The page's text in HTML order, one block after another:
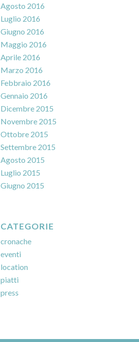
Agosto 2016
Luglio 2016
Giugno 2016
Maggio 2016
Aprile 2016
Marzo 2016
Febbraio 2016
Gennaio 2016
Dicembre 2015
Novembre 2015
Ottobre 2015
Settembre 2015
Agosto 2015
Luglio 2015
Giugno 2015
CATEGORIE
cronache
eventi
location
piatti
press